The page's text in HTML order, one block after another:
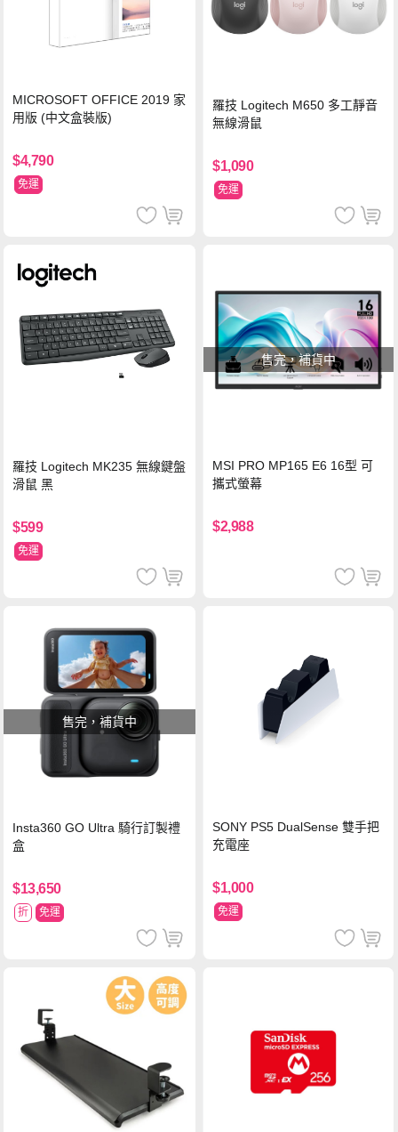
MICROSOFT OFFICE 2019 家
用版 (中文盒裝版)
$4,790
免運
羅技 Logitech M650 多工靜音
無線滑鼠
$1,090
免運
羅技 Logitech MK235 無線鍵盤
滑鼠 黑
$599
免運
售完，補貨中
MSI PRO MP165 E6 16型 可
攜式螢幕
$2,988
售完，補貨中
Insta360 GO Ultra 騎行訂製禮
盒
$13,650
折 免運
SONY PS5 DualSense 雙手把
充電座
$1,000
免運